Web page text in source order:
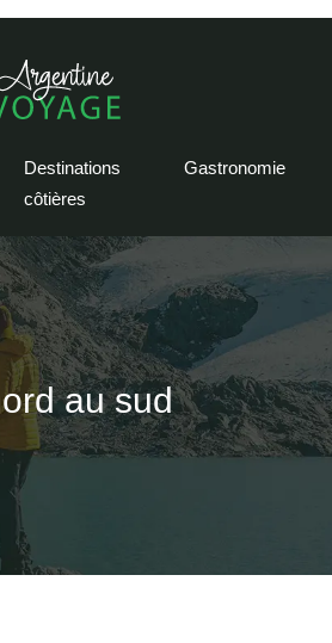
Destinations
côtières
Gastronomie
au sud